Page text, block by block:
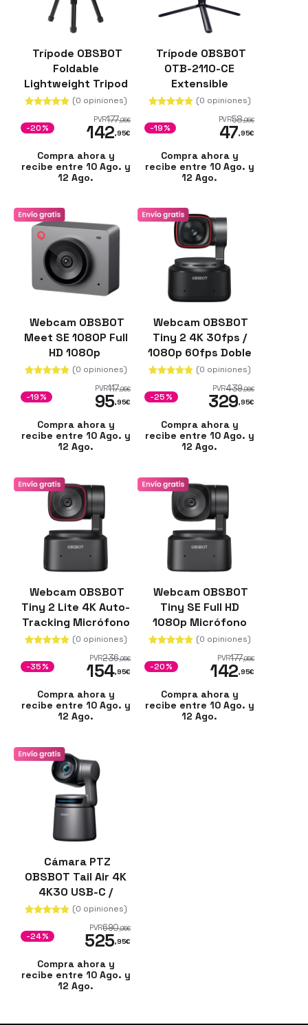
Trípode OBSBOT
Foldable
Lightweight Tripod
Plegable 24-144
(0 opiniones)
PVR177,95€
142,95€
-20%
Compra ahora y
recibe entre 10 Ago. y
12 Ago.
Trípode OBSBOT
OTB-2110-CE
Extensible
telescópico 800g
(0 opiniones)
PVR58,95€
47,95€
-19%
Compra ahora y
recibe entre 10 Ago. y
12 Ago.
Webcam OBSBOT
Meet SE 1080P Full
HD 1080p
(0 opiniones)
PVR117,95€
95,95€
-19%
Compra ahora y
recibe entre 10 Ago. y
12 Ago.
Webcam OBSBOT
Tiny 2 4K 30fps /
1080p 60fps Doble
omnidireccional
(0 opiniones)
PVR439,96€
329,95€
-25%
Compra ahora y
recibe entre 10 Ago. y
12 Ago.
Webcam OBSBOT
Tiny 2 Lite 4K Auto-
Tracking Micrófono
Dual 60fps
(0 opiniones)
PVR236,95€
154,95€
-35%
Compra ahora y
recibe entre 10 Ago. y
12 Ago.
Webcam OBSBOT
Tiny SE Full HD
1080p Micrófono
Dual 100fps USB-C
(0 opiniones)
PVR177,95€
142,95€
-20%
Compra ahora y
recibe entre 10 Ago. y
12 Ago.
Cámara PTZ
OBSBOT Tail Air 4K
4K30 USB-C /
Micro-HDMI
(0 opiniones)
PVR690,95€
525,95€
-24%
Compra ahora y
recibe entre 10 Ago. y
12 Ago.